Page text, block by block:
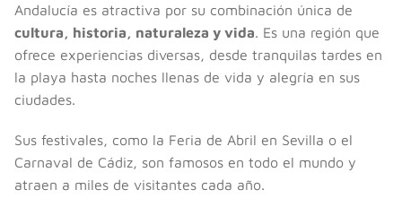
Andalucía es atractiva por su combinación única de
cultura, historia, naturaleza y vida. Es una región que
ofrece experiencias diversas, desde tranquilas tardes en
la playa hasta noches llenas de vida y alegría en sus
ciudades.
Sus festivales, como la Feria de Abril en Sevilla o el
Carnaval de Cádiz, son famosos en todo el mundo y
atraen a miles de visitantes cada año.